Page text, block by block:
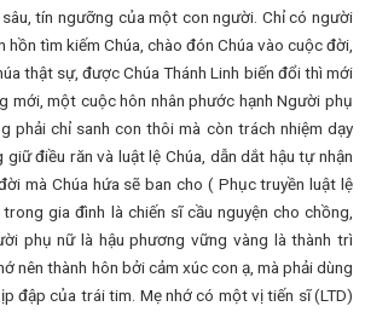
tín ngưỡng của một con người. Chỉ có người
tìm kiếm Chúa, chào đón Chúa vào cuộc đời,
thật sự, được Chúa Thánh Linh biến đổi thì mới
mới, một cuộc hôn nhân phước hạnh Người phụ
phải chỉ sanh con thôi mà còn trách nhiệm dạy
điều răn và luật lệ Chúa, dẫn dắt hậu tự nhận
mà Chúa hứa sẽ ban cho ( Phục truyền luật lệ
gia đình là chiến sĩ cầu nguyện cho chồng,
phụ nữ là hậu phương vững vàng là thành trì
nên thành hôn bởi cảm xúc con ạ, mà phải dùng
đập của trái tim. Mẹ nhớ có một vị tiến sĩ (LTD)